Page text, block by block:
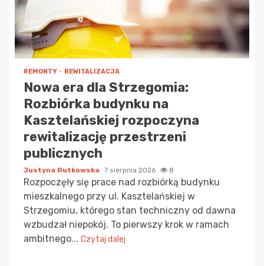
REMONTY REWITALIZACJA
Nowa era dla Strzegomia:
Rozbiórka budynku na
Kasztelańskiej rozpoczyna
rewitalizację przestrzeni
publicznych
Justyna Rutkowska 7 sierpnia 2026 8
Rozpoczęły się prace nad rozbiórką budynku
mieszkalnego przy ul. Kasztelańskiej w
Strzegomiu, którego stan techniczny od dawna
wzbudzał niepokój. To pierwszy krok w ramach
ambitnego... Czytaj dalej